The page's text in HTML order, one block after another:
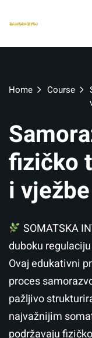
Home Course
fizičko
i vježbe
SOMATSKA
duboku
Ovaj edukativni
proces
pažljivo
najvažnijim
podržavaju